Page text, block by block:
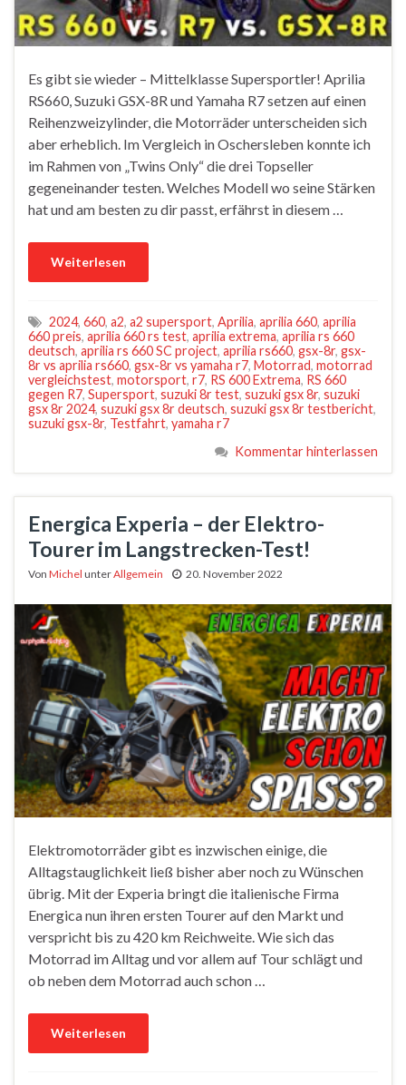
Es gibt sie wieder – Mittelklasse Supersportler! Aprilia
RS660, Suzuki GSX-8R und Yamaha R7 setzen auf einen
Reihenzweizylinder, die Motorräder unterscheiden sich
aber erheblich. Im Vergleich in Oschersleben konnte ich
im Rahmen von „Twins Only“ die drei Topseller
gegeneinander testen. Welches Modell wo seine Stärken
hat und am besten zu dir passt, erfährst in diesem …
Weiterlesen
2024, 660, a2, a2 supersport, Aprilia, aprilia 660, aprilia
660 preis, aprilia 660 rs test, aprilia extrema, aprilia rs 660
deutsch, aprilia rs 660 SC project, aprilia rs660, gsx-8r, gsx-
8r vs aprilia rs660, gsx-8r vs yamaha r7, Motorrad, motorrad
vergleichstest, motorsport, r7, RS 600 Extrema, RS 660
gegen R7, Supersport, suzuki 8r test, suzuki gsx 8r, suzuki
gsx 8r 2024, suzuki gsx 8r deutsch, suzuki gsx 8r testbericht,
suzuki gsx-8r, Testfahrt, yamaha r7
Kommentar hinterlassen
Energica Experia – der Elektro-
Tourer im Langstrecken-Test!
Von Michel unterAllgemein 20. November 2022
Elektromotorräder gibt es inzwischen einige, die
Alltagstauglichkeit ließ bisher aber noch zu Wünschen
übrig. Mit der Experia bringt die italienische Firma
Energica nun ihren ersten Tourer auf den Markt und
verspricht bis zu 420 km Reichweite. Wie sich das
Motorrad im Alltag und vor allem auf Tour schlägt und
ob neben dem Motorrad auch schon …
Weiterlesen